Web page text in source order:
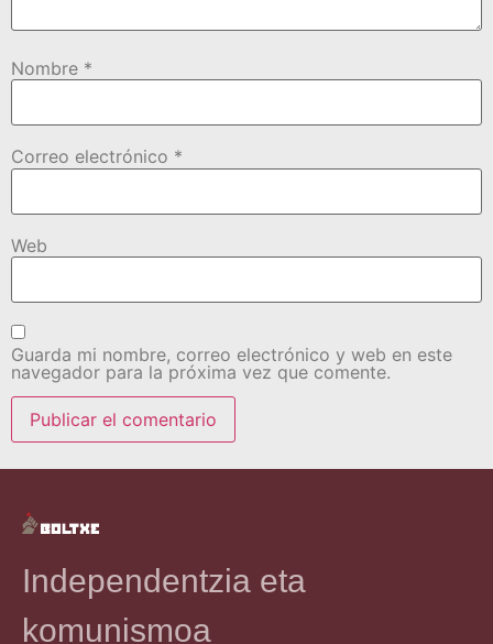
Nombre *
Correo electrónico *
Web
Guarda mi nombre, correo electrónico y web en este
navegador para la próxima vez que comente.
Independentzia eta
komunismoa